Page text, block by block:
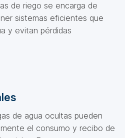
de riego se encarga de
sistemas eficientes que
y evitan pérdidas
de agua ocultas pueden
el consumo y recibo de